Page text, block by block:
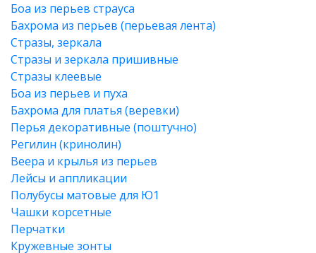
Боа из перьев страуса
Бахрома из перьев (перьевая лента)
Стразы, зеркала
Стразы и зеркала пришивные
Стразы клеевые
Боа из перьев и пуха
Бахрома для платья (веревки)
Перья декоративные (поштучно)
Регилин (кринолин)
Веера и крылья из перьев
Лейсы и аппликации
Полубусы матовые для Ю1
Чашки корсетные
Перчатки
Кружевные зонты